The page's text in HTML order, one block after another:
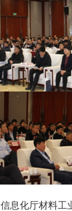
息化厅材料